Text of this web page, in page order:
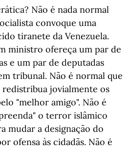
Não é nada normal
convoque uma
tiranete da Venezuela.
ministro ofereça um par de
e um par de deputadas
tribunal. Não é normal que
jovialmente os
"melhor amigo". Não é
o terror islâmico
mudar a designação do
ofensa às cidadãs. Não é